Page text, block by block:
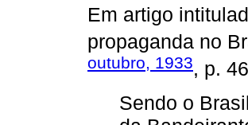
Em artigo
propaganda no
outubro, 1933, p.
Sendo o